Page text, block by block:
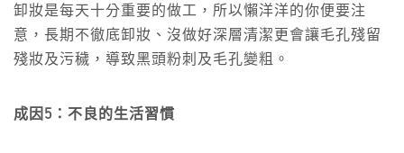
卸妝是每天十分重要的做工，所以懶洋洋的你便要注
意，長期不徹底卸妝、沒做好深層清潔更會讓毛孔殘留
殘妝及污穢，導致黑頭粉刺及毛孔變粗。
成因5：不良的生活習慣